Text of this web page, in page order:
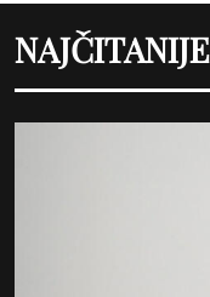
NAJČITANIJE